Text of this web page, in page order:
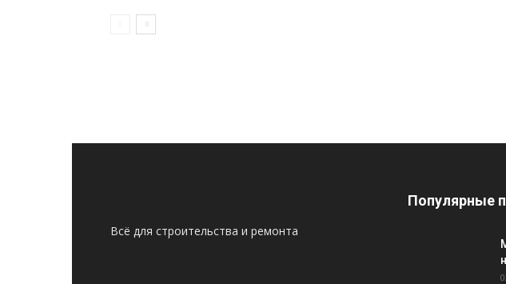
Всё для строительства и ремонта
Популярные